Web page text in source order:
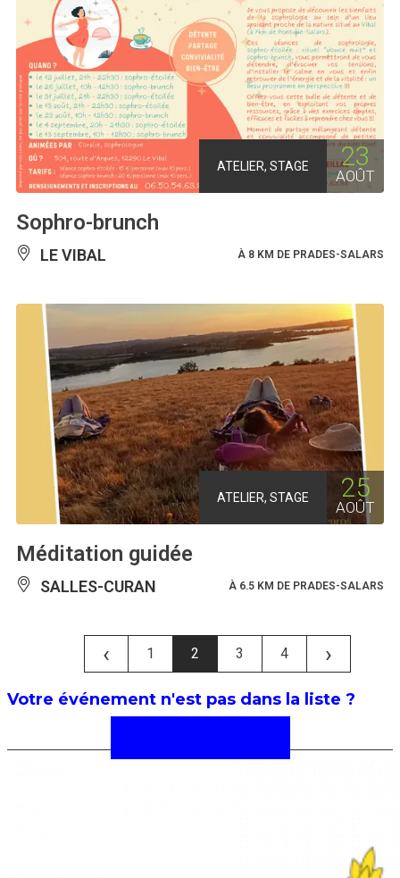
ATELIER, STAGE 23
AOÛT
Sophro-brunch
LE VIBAL À 8 KM DE PRADES-SALARS
ATELIER, STAGE 25
AOÛT
Méditation guidée
SALLES-CURAN À 6.5 KM DE PRADES-SALARS
‹ 1 2 3 4 ›
Votre événement n'est pas dans la liste ?